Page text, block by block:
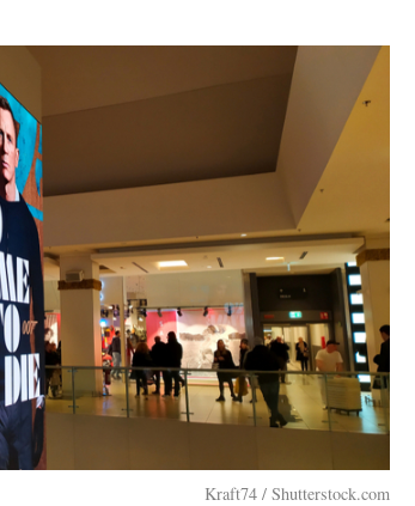
Kraft74 / Shutterstock.com